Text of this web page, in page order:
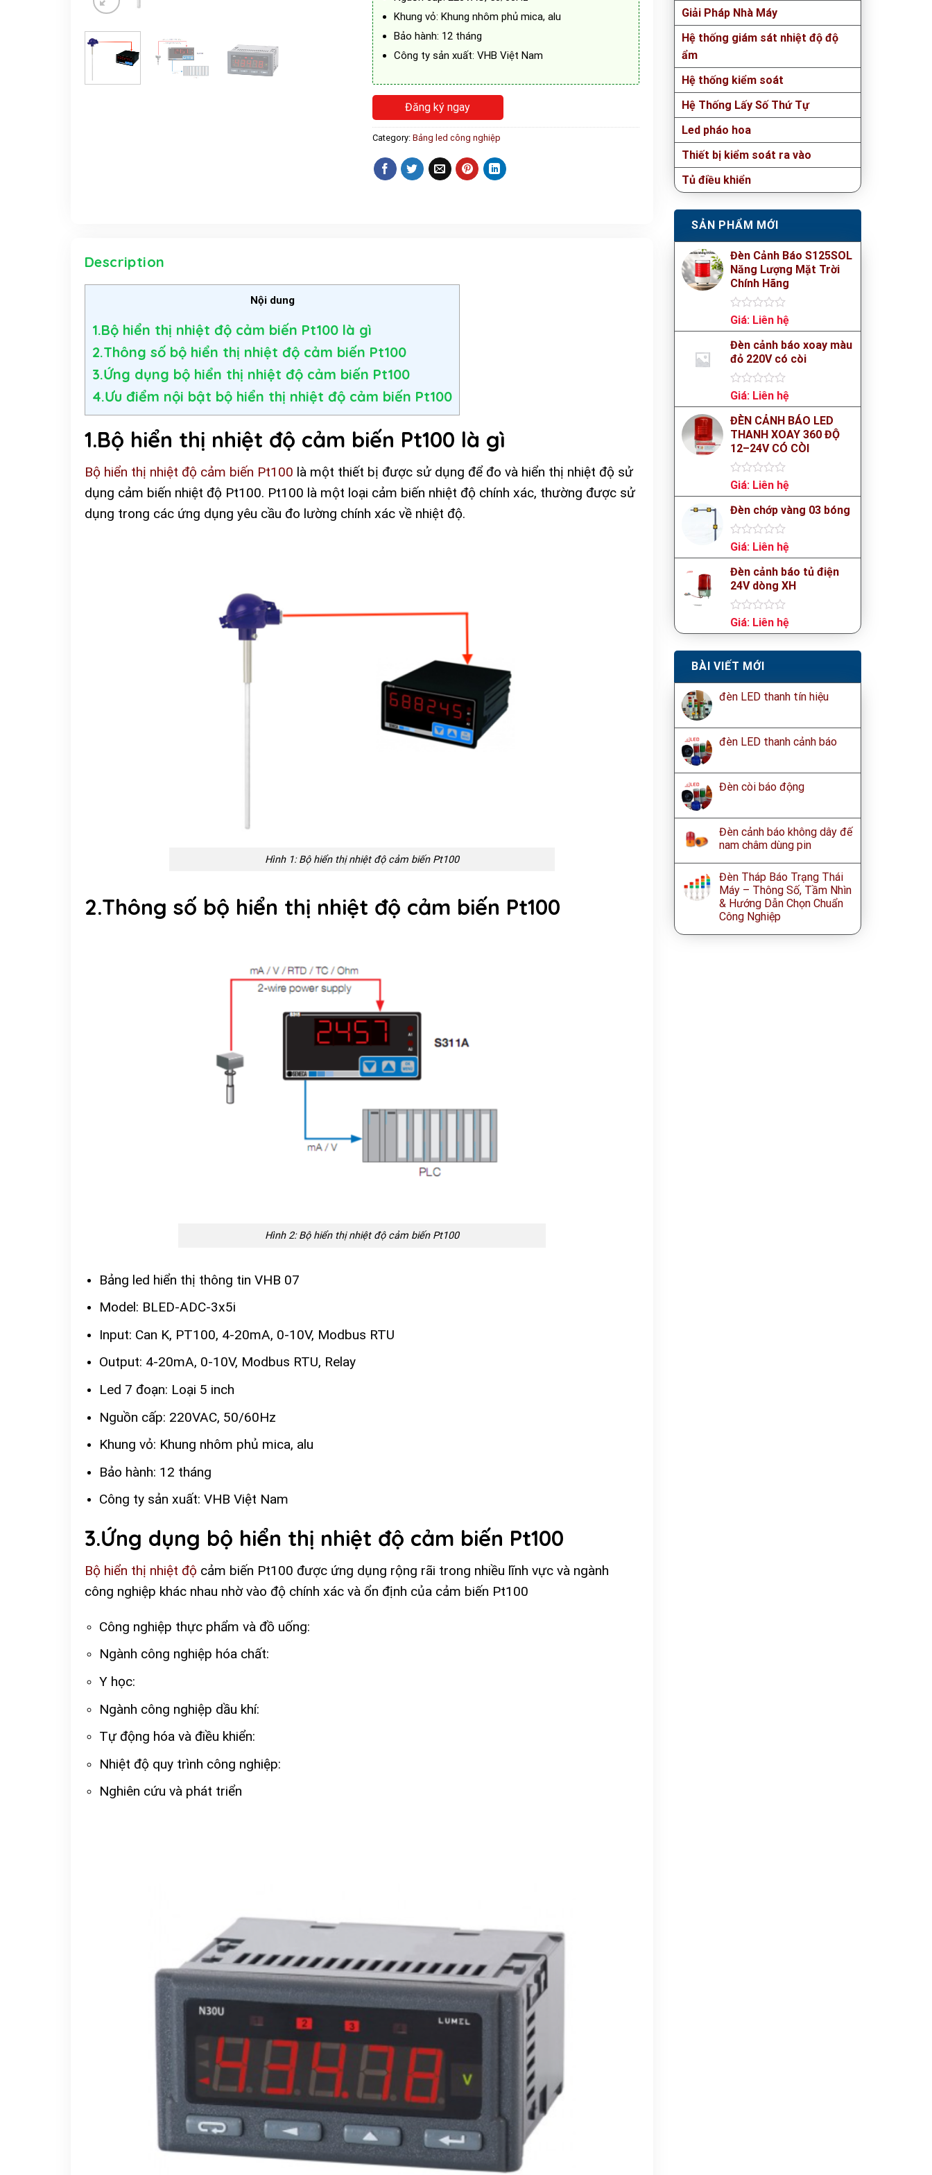
Giải Pháp Nhà Máy
Hệ thống giám sát nhiệt độ độ
ẩm
Hệ thống kiểm soát
Hệ Thống Lấy Số Thứ Tự
Led pháo hoa
Thiết bị kiểm soát ra vào
Tủ điều khiển
SẢN PHẨM MỚI
Đèn Cảnh Báo S125SOL
Năng Lượng Mặt Trời
Chính Hãng
Rated
0
out
of
5
Giá: Liên hệ
Đèn cảnh báo xoay màu
đỏ 220V có còi
Rated
0
out
of
5
Giá: Liên hệ
ĐÈN CẢNH BÁO LED
THANH XOAY 360 ĐỘ
12–24V CÓ CÒI
Rated
0
out
of
5
Giá: Liên hệ
Đèn chớp vàng 03 bóng
Rated
0
out
of
5
Giá: Liên hệ
Đèn cảnh báo tủ điện
24V dòng XH
Rated
0
of
5
Giá: Liên hệ
BÀI VIẾT MỚI
đèn LED thanh tín hiệu
đèn LED thanh cảnh báo
Đèn còi báo động
Đèn cảnh báo không dây đế
nam châm dùng pin
Đèn Tháp Báo Trạng Thái
Máy – Thông Số, Tầm Nhìn
& Hướng Dẫn Chọn Chuẩn
Công Nghiệp
Khung vỏ: Khung nhôm phủ mica, alu
Bảo hành: 12 tháng
Công ty sản xuất: VHB Việt Nam
Đăng ký ngay
Category: Bảng led công nghiệp
Description
Nội dung
1.Bộ hiển thị nhiệt độ cảm biến Pt100 là gì
2.Thông số bộ hiển thị nhiệt độ cảm biến Pt100
3.Ứng dụng bộ hiển thị nhiệt độ cảm biến Pt100
4.Ưu điểm nội bật bộ hiển thị nhiệt độ cảm biến Pt100
1.Bộ hiển thị nhiệt độ cảm biến Pt100 là gì
Bộ hiển thị nhiệt độ cảm biến Pt100 là một thiết bị được sử dụng để đo và hiển thị nhiệt độ sử
dụng cảm biến nhiệt độ Pt100. Pt100 là một loại cảm biến nhiệt độ chính xác, thường được sử
dụng trong các ứng dụng yêu cầu đo lường chính xác về nhiệt độ.
Hình 1: Bộ hiển thị nhiệt độ cảm biến Pt100
2.Thông số bộ hiển thị nhiệt độ cảm biến Pt100
Hình 2: Bộ hiển thị nhiệt độ cảm biến Pt100
Bảng led hiển thị thông tin VHB 07
Model: BLED-ADC-3x5i
Input: Can K, PT100, 4-20mA, 0-10V, Modbus RTU
Output: 4-20mA, 0-10V, Modbus RTU, Relay
Led 7 đoạn: Loại 5 inch
Nguồn cấp: 220VAC, 50/60Hz
Khung vỏ: Khung nhôm phủ mica, alu
Bảo hành: 12 tháng
Công ty sản xuất: VHB Việt Nam
3.Ứng dụng bộ hiển thị nhiệt độ cảm biến Pt100
Bộ hiển thị nhiệt độ cảm biến Pt100 được ứng dụng rộng rãi trong nhiều lĩnh vực và ngành
công nghiệp khác nhau nhờ vào độ chính xác và ổn định của cảm biến Pt100
Công nghiệp thực phẩm và đồ uống:
Ngành công nghiệp hóa chất:
Y học:
Ngành công nghiệp dầu khí:
Tự động hóa và điều khiển:
Nhiệt độ quy trình công nghiệp:
Nghiên cứu và phát triển